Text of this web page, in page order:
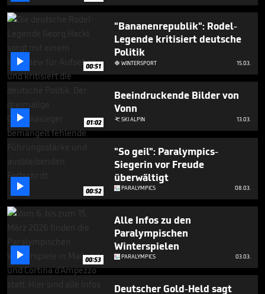
seconds
 00:51
"Bananenrepublik": Rodel-
Legende kritisiert deutsche
Politik
WINTERSPORT 15.03.
 01:02
Beeindruckende Bilder von
Vonn
 SKI ALPIN 13.03.
 00:52
"So geil": Paralympics-
Siegerin vor Freude
überwältigt
PARALYMPICS 08.03.
 00:53
Alle Infos zu den
Paralympischen
Winterspielen
PARALYMPICS 03.03.
Deutscher Gold-Held sagt